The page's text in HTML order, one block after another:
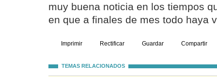
muy buena noticia en los tiempos
en que a finales de mes todo haya
Imprimir Rectificar Guardar Compartir
TEMAS RELACIONADOS